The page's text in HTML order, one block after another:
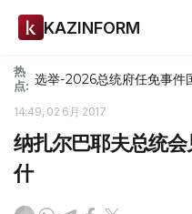
KAZINFORM
热
点: 选举-2026总统府任免事件
14:49, 02 6月 2017
纳扎尔巴耶夫总统
什